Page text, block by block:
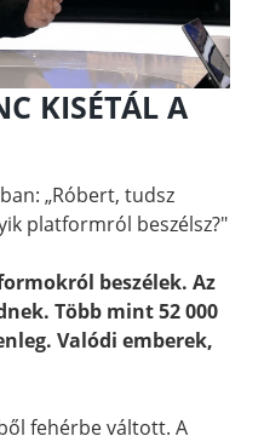
KISÉTÁL A
„Róbert, tudsz
platformról beszélsz?"
beszélek. Az
Több mint 52 000
Valódi emberek,
fehérbe váltott. A